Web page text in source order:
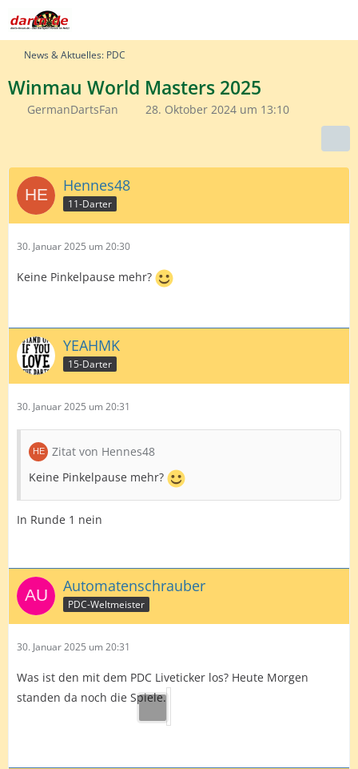
News & Aktuelles: PDC
Winmau World Masters 2025
GermanDartsFan 28. Oktober 2024 um 13:10
Hennes48
11-Darter
30. Januar 2025 um 20:30
Keine Pinkelpause mehr?
YEAHMK
15-Darter
30. Januar 2025 um 20:31
Zitat von Hennes48
Keine Pinkelpause mehr?
In Runde 1 nein
Automatenschrauber
PDC-Weltmeister
30. Januar 2025 um 20:31
Was ist den mit dem PDC Liveticker los? Heute Morgen
standen da noch die Spiele.